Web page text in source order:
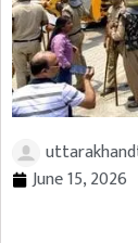
June 15, 2026